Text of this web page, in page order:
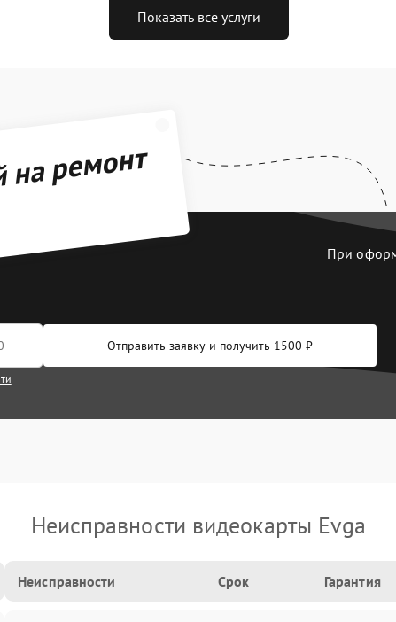
Показать все услуги
ремонт
При
Отправить заявку и получить 1500 ₽
Неисправности видеокарты Evga
Неисправности Срок Гарантия